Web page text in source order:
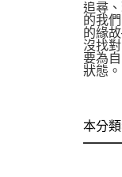
追尋
的我
的緣
沒找
要為
狀態
本分